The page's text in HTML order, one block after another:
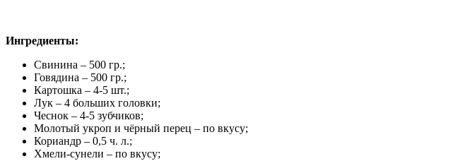
Ингредиенты:
Свинина – 500 гр.;
Говядина – 500 гр.;
Картошка – 4-5 шт.;
Лук – 4 больших головки;
Чеснок – 4-5 зубчиков;
Молотый укроп и чёрный перец – по вкусу;
Кориандр – 0,5 ч. л.;
Хмели-сунели – по вкусу;